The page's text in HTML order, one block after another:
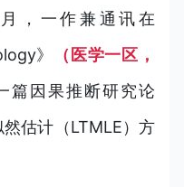
，一作兼通讯在
》
（医学一区，
篇因果推断研究论
估计（LTMLE）方